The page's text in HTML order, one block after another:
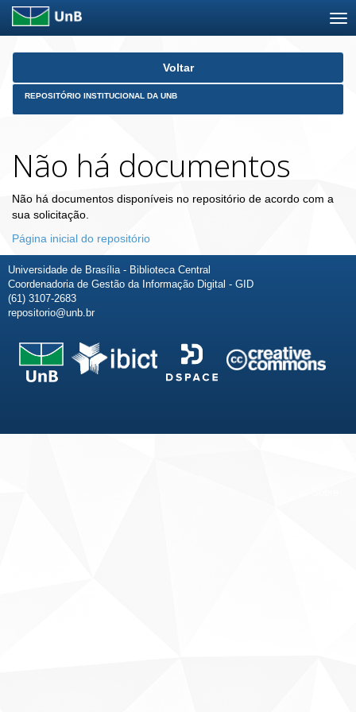
Skip
Voltar
REPOSITÓRIO INSTITUCIONAL DA UNB
Não há documentos
Não há documentos disponíveis no repositório de acordo com a
sua solicitação.
Página inicial do repositório
Universidade de Brasília - Biblioteca Central
Coordenadoria de Gestão da Informação Digital - GID
(61) 3107-2683
repositorio@unb.br